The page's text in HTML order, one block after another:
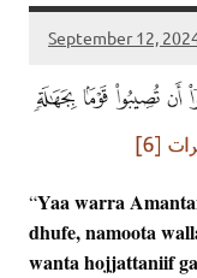
September 12,
“Yaa warra
dhufe, namoota
wanta hojjattaniif